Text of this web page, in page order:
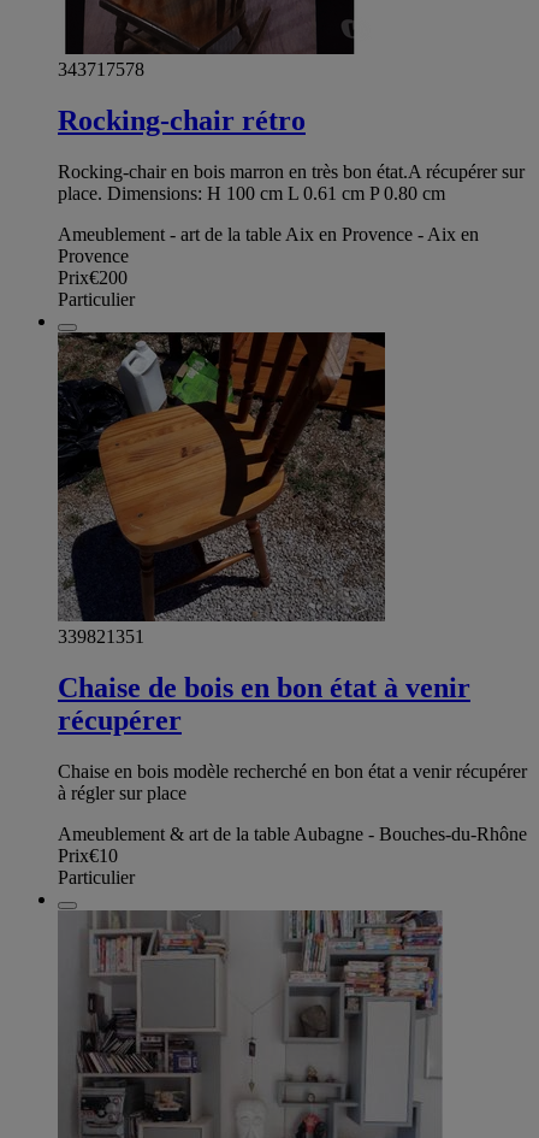
343717578
Rocking-chair rétro
Rocking-chair en bois marron en très bon état.A récupérer sur
place. Dimensions: H 100 cm L 0.61 cm P 0.80 cm
Ameublement - art de la table Aix en Provence - Aix en
Provence
Prix€200
Particulier
339821351
Chaise de bois en bon état à venir
récupérer
Chaise en bois modèle recherché en bon état a venir récupérer
à régler sur place
Ameublement & art de la table Aubagne - Bouches-du-Rhône
Prix€10
Particulier